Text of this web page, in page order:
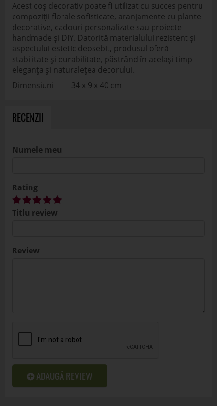
Acest coș decorativ poate fi utilizat cu succes pentru
compoziții florale sofisticate, aranjamente cu plante
decorative, cadouri personalizate sau proiecte
handmade și DIY. Datorită materialului rezistent și
aspectului estetic deosebit, produsul oferă
stabilitate și durabilitate, păstrând în același timp
eleganța și naturalețea decorului.
Dimensiuni 34 x 9 x 40 cm
RECENZII
Numele meu
Rating
Titlu review
Review
ADAUGĂ REVIEW